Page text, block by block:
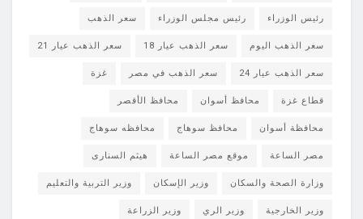
رئيس الوزراء رئيس مجلس الوزراء سعر الذهب
سعر الذهب اليوم سعر الذهب عيار 18 سعر الذهب عيار 21
سعر الذهب عيار 24 سعر الذهب في مصر غزة
قطاع غزة محافظ أسوان محافظ الأقصر
محافظة أسوان محافظ سوهاج محافظه سوهاج
مصر الساعة موقع مصر الساعة هيثم السنارى
وزارة الصحة والسكان وزير الإسكان وزير التربية والتعليم
وزير الخارجية وزير الري وزير الزراعة